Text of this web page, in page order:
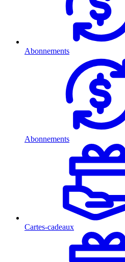
Abonnements
Abonnements
Cartes-cadeaux